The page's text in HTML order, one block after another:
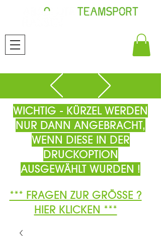
WICHTIG - KÜRZEL WERDEN
NUR DANN ANGEBRACHT,
WENN DIESE IN DER
DRUCKOPTION
AUSGEWÄHLT WURDEN !
*** FRAGEN ZUR GRÖSSE ?
HIER KLICKEN ***